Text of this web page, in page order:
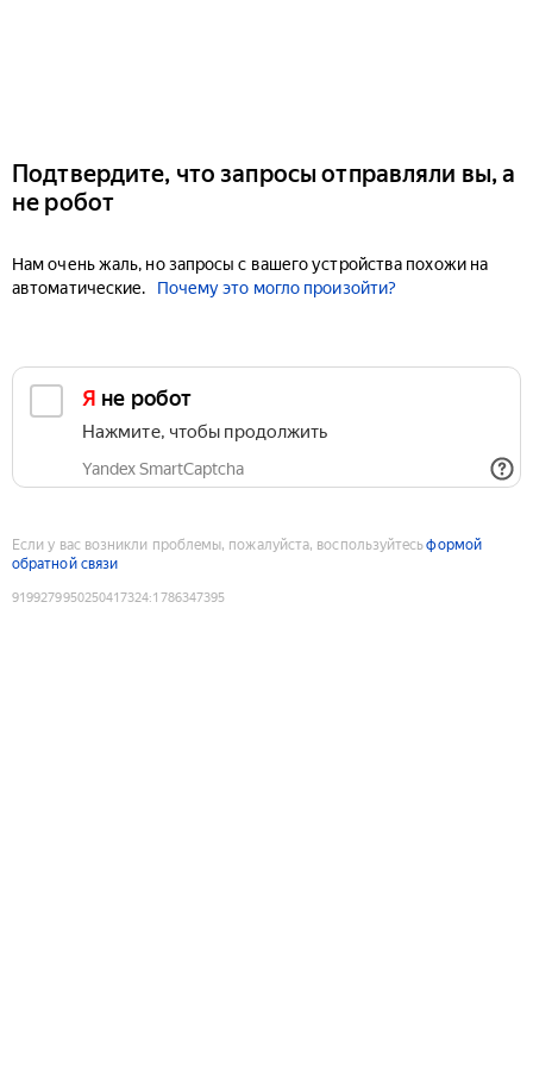
Подтвердите, что запросы отправляли вы, а
не робот
Нам очень жаль, но запросы с вашего устройства похожи на
автоматические.
Почему это могло произойти?
Я не робот
Нажмите, чтобы продолжить
Yandex SmartCaptcha
Если у вас возникли проблемы, пожалуйста, воспользуйтесьформой
обратной связи
9199279950250417324:1786347395